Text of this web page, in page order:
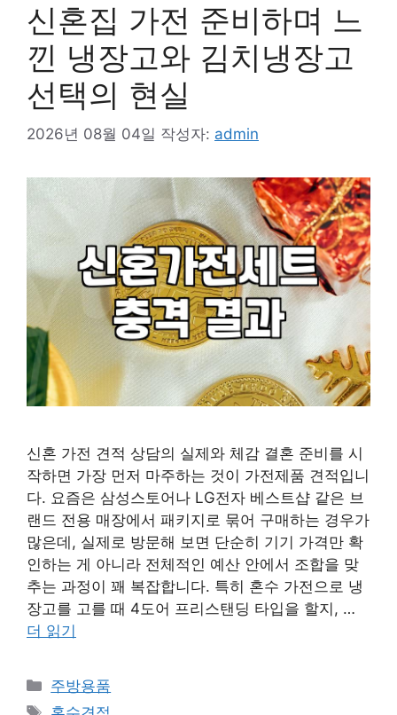
신혼집 가전 준비하며 느
낀 냉장고와 김치냉장고
선택의 현실
2026년 08월 04일 작성자: admin
신혼 가전 견적 상담의 실제와 체감 결혼 준비를 시
작하면 가장 먼저 마주하는 것이 가전제품 견적입니
다. 요즘은 삼성스토어나 LG전자 베스트샵 같은 브
랜드 전용 매장에서 패키지로 묶어 구매하는 경우가
많은데, 실제로 방문해 보면 단순히 기기 가격만 확
인하는 게 아니라 전체적인 예산 안에서 조합을 맞
추는 과정이 꽤 복잡합니다. 특히 혼수 가전으로 냉
장고를 고를 때 4도어 프리스탠딩 타입을 할지, …
더 읽기
카
테
주방용품
태